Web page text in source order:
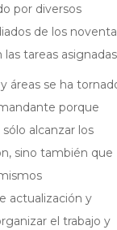
por diversos
de los
tareas
áreas se ha
porque
alcanzar los
sino también que
actualización y
el trabajo y